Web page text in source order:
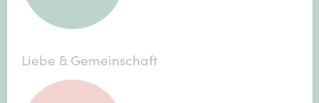
Liebe & Gemeinschaft